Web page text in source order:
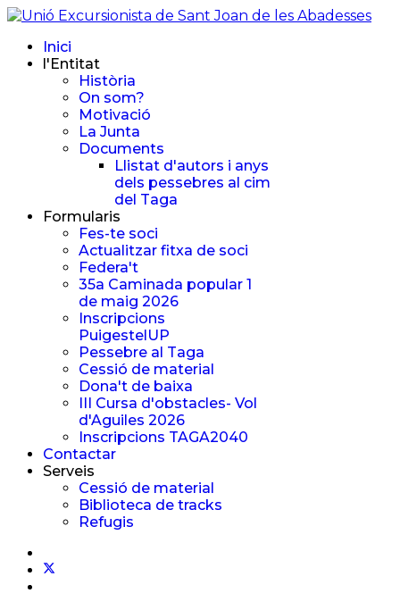
Inici
l'Entitat
Història
On som?
Motivació
La Junta
Documents
Llistat d'autors i anys
dels pessebres al cim
del Taga
Formularis
Fes-te soci
Actualitzar fitxa de soci
Federa't
35a Caminada popular 1
de maig 2026
Inscripcions
PuigestelUP
Pessebre al Taga
Cessió de material
Dona't de baixa
III Cursa d'obstacles- Vol
d'Aguiles 2026
Inscripcions TAGA2040
Contactar
Serveis
Cessió de material
Biblioteca de tracks
Refugis